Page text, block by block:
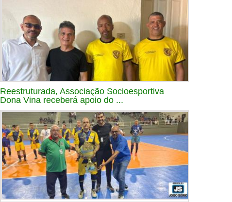
Reestruturada, Associação Socioesportiva
Dona Vina receberá apoio do ...